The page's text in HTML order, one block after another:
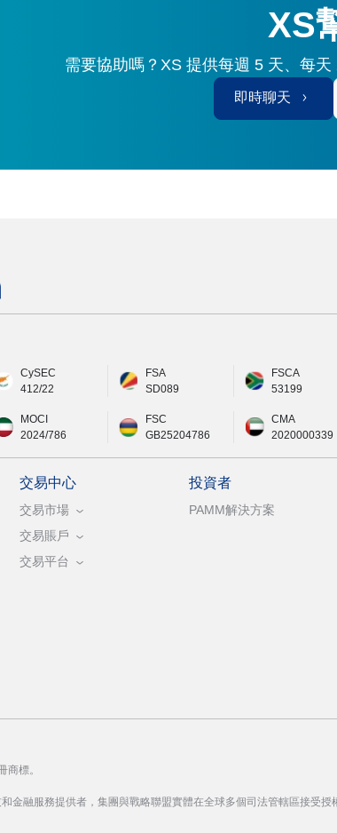
XS
需要協助嗎？XS 提供每週 5 天、每
即時聊天
CySEC
412/22
FSA
SD089
FSCA
53199
MOCI
2024/786
FSC
GB25204786
CMA
2020000339
交易中心
交易市場
交易賬戶
交易平台
投資者
PAMM解決方案
商標。
金融服務提供者，集團與戰略聯盟實體在全球多個司法管轄區接受授